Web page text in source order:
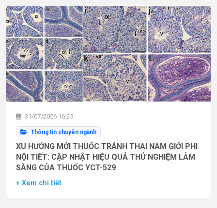
31/07/2026 16:25
Thông tin chuyên ngành
XU HƯỚNG MỚI THUỐC TRÁNH THAI NAM GIỚI PHI
NỘI TIẾT: CẬP NHẬT HIỆU QUẢ THỬ NGHIỆM LÂM
SÀNG CỦA THUỐC YCT-529
+ Xem chi tiết